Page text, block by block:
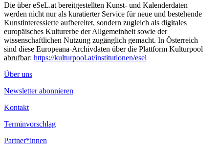
Die über eSeL.at bereitgestellten Kunst- und Kalenderdaten
werden nicht nur als kuratierter Service für neue und bestehende
Kunstinteressierte aufbereitet, sondern zugleich als digitales
europäisches Kulturerbe der Allgemeinheit sowie der
wissenschaftlichen Nutzung zugänglich gemacht. In Österreich
sind diese Europeana-Archivdaten über die Plattform Kulturpool
abrufbar: https://kulturpool.at/institutionen/esel
Über uns
Newsletter abonnieren
Kontakt
Terminvorschlag
Partner*innen